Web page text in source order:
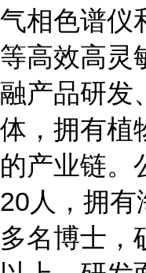
气相色谱仪
等高效高灵
融产品研发
体，拥有植
的产业链。
20人，拥
多名博士，